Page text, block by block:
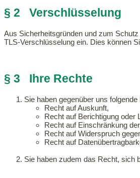
§ 2 Verschlüsselung
Aus Sicherheitsgründen und zum
TLS-Verschlüsselung ein. Dies können
§ 3 Ihre Rechte
Sie haben gegenüber uns
Recht auf Auskunft,
Recht auf Berichtigung oder
Recht auf Einschränkung
Recht auf Widerspruch
Recht auf
Sie haben zudem das Recht, sich